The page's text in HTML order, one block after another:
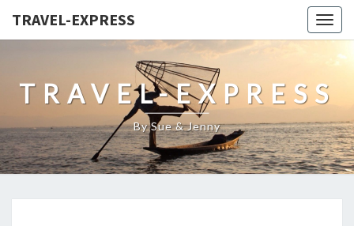
TRAVEL-EXPRESS
TRAVEL-EXPRESS
By Sue & Jenny